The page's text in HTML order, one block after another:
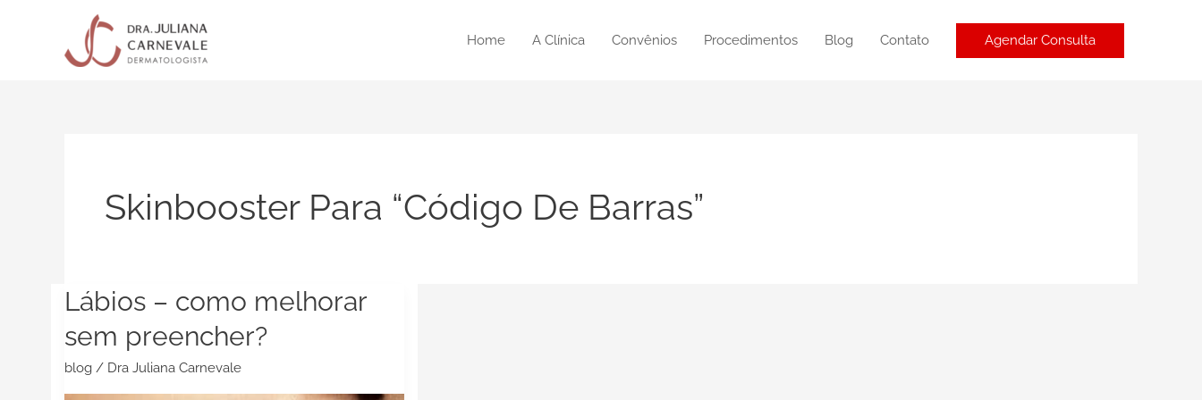
Home A Clínica Convênios Procedimentos Blog Contato Agendar Consulta
Skinbooster Para “Código De Barras”
Lábios – como melhorar
sem preencher?
blog / Dra Juliana Carnevale
Lábios
como
melhorar
sem